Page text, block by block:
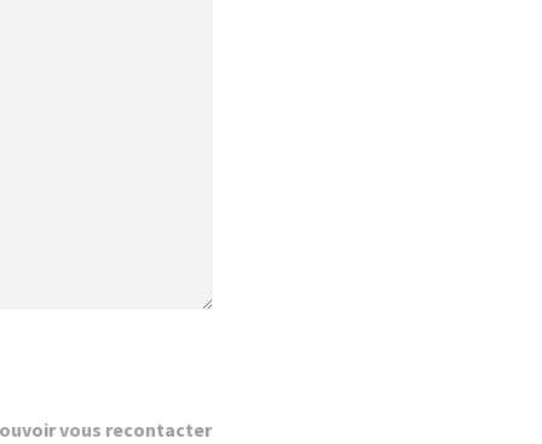
vous recontacter